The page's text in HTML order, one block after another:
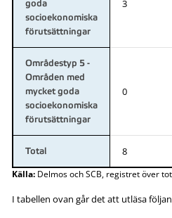
goda
socioekonomiska
förutsättningar
3
Områdestyp 5 -
Områden med
mycket goda
socioekonomiska
förutsättningar
0
Total 8
Källa:Delmos och SCB, registret över
I tabellen ovan går det att utläsa